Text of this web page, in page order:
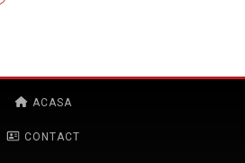
ACASA
CONTACT